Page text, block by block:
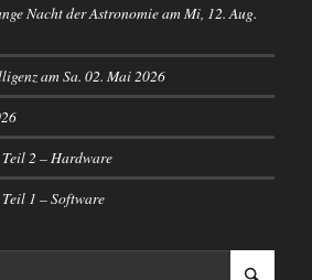
Nacht der Astronomie am Mi, 12. Aug.
am Sa. 02. Mai 2026
2 – Hardware
1 – Software